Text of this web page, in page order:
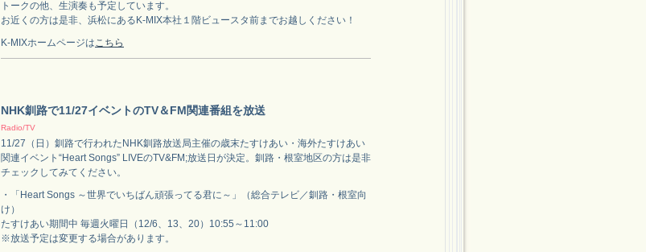
トークの他、生演奏も予定しています。
お近くの方は是非、浜松にあるK-MIX本社１階ビュースタ前までお越しください！
K-MIXホームページはこちら
NHK釧路で11/27イベントのTV＆FM関連番組を放送
Radio/TV
11/27（日）釧路で行われたNHK釧路放送局主催の歳末たすけあい・海外たすけあい
関連イベント“Heart Songs” LIVEのTV&FM;放送日が決定。釧路・根室地区の方は是非
チェックしてみてください。
・「Heart Songs ～世界でいちばん頑張ってる君に～」（総合テレビ／釧路・根室向
け）
たすけあい期間中 毎週火曜日（12/6、13、20）10:55～11:00
※放送予定は変更する場合があります。